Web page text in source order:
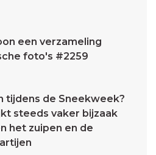
een verzameling
foto's #2259
tijdens de Sneekweek?
steeds vaker bijzaak
het zuipen en de